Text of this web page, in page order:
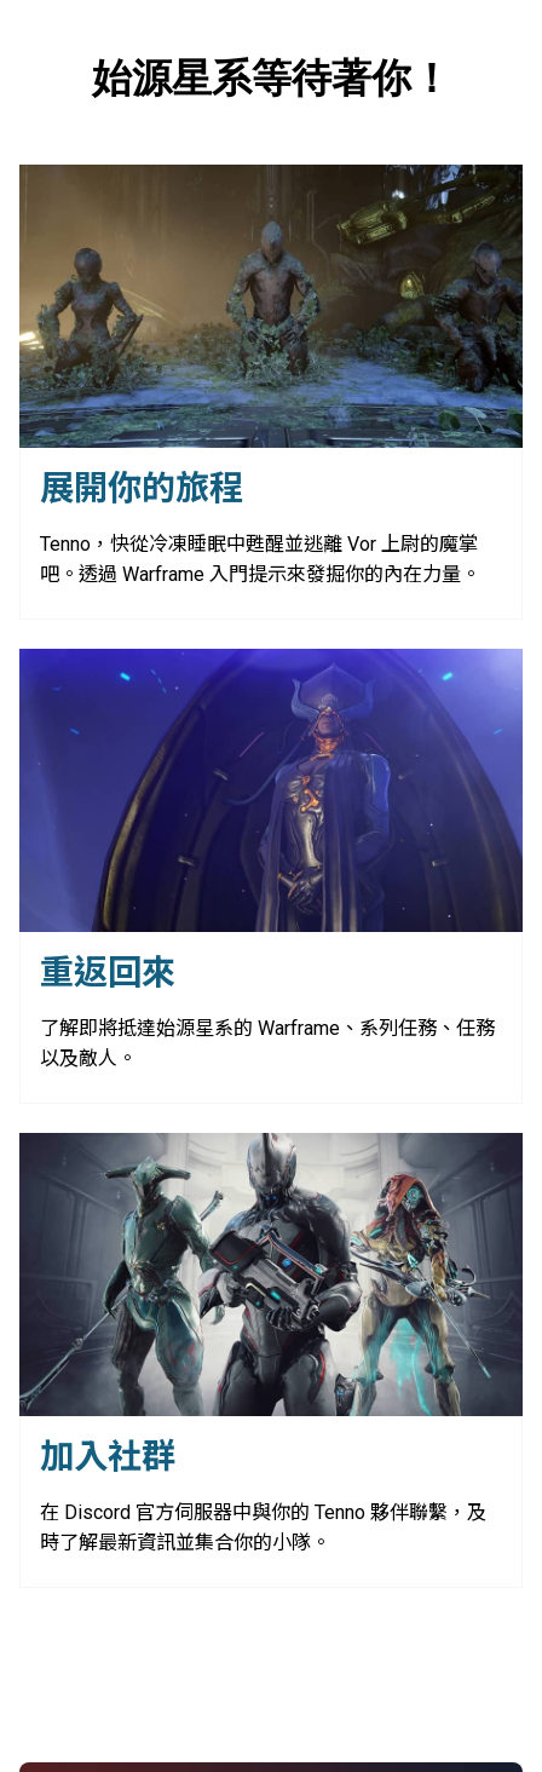
始源星系等待著你！
展開你的旅程
Tenno，快從冷凍睡眠中甦醒並逃離 Vor 上尉的魔掌
吧。透過 Warframe 入門提示來發掘你的內在力量。
重返回來
了解即將抵達始源星系的 Warframe、系列任務、任務
以及敵人。
加入社群
在 Discord 官方伺服器中與你的 Tenno 夥伴聯繫，及
時了解最新資訊並集合你的小隊。